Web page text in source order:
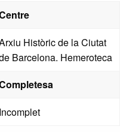
Històric de la Ciutat
Barcelona. Hemeroteca
Incomplet